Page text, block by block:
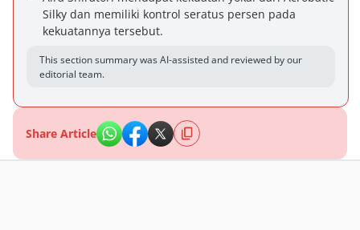
Silky dan memiliki kontrol seratus persen pada
kekuatannya tersebut.
This section summary was AI-assisted and reviewed by our
editorial team.
Share Article